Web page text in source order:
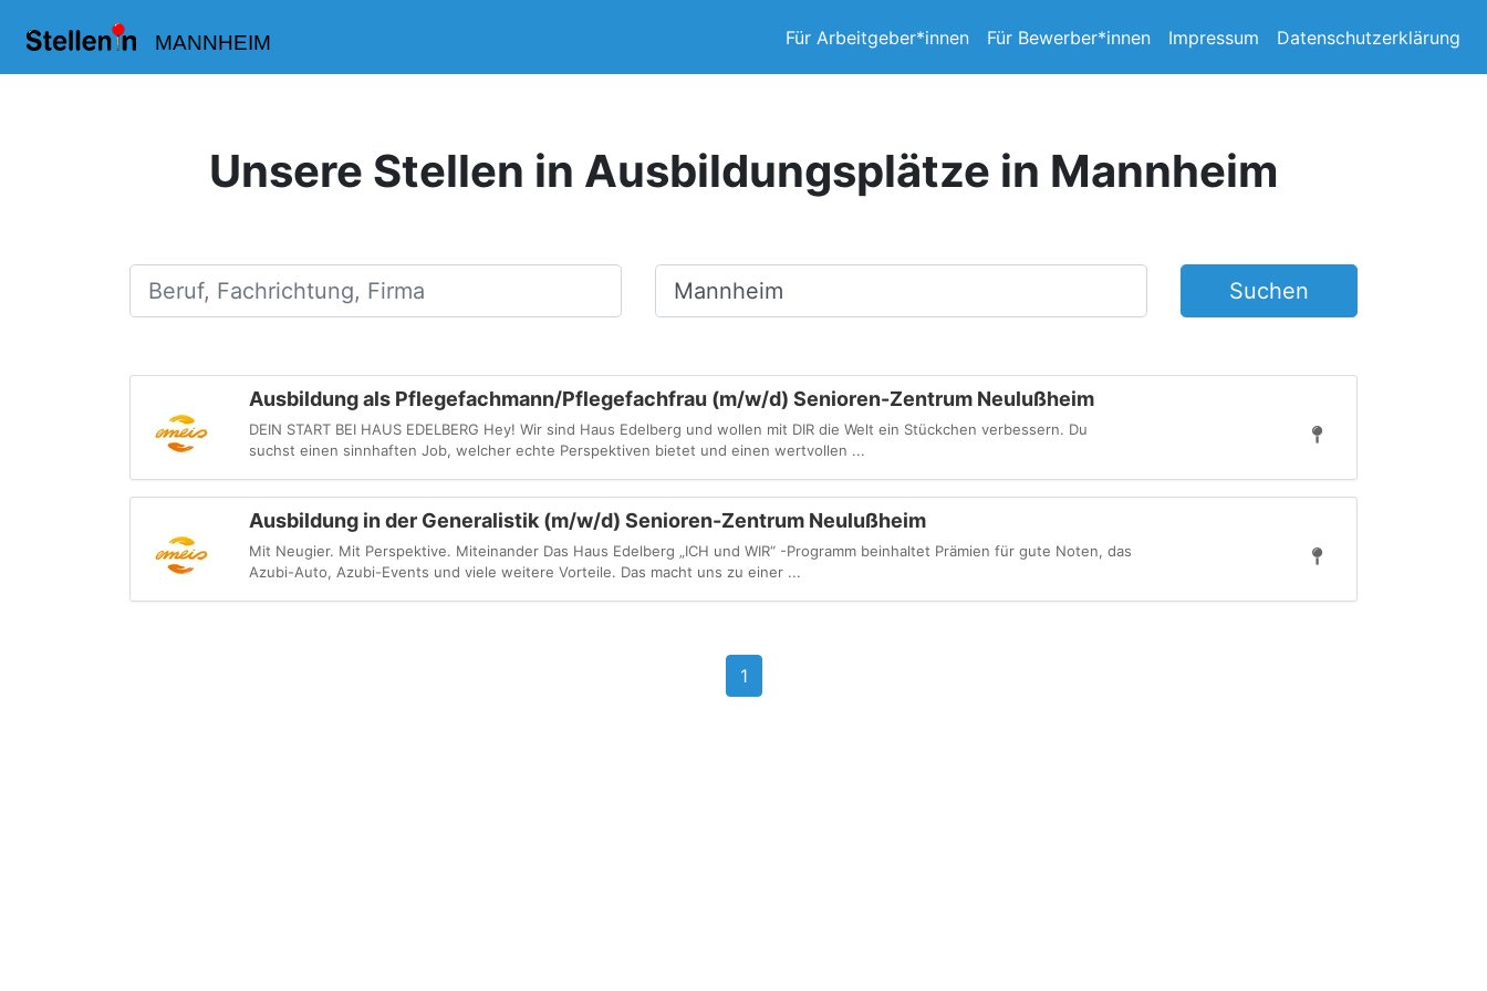
MANNHEIM Für Arbeitgeber*innen Für Bewerber*innen Impressum Datenschutzerklärung
Unsere Stellen in Ausbildungsplätze in Mannheim
Beruf, Fachrichtung, Firma Ort, Stadt Suchen
Ausbildung als Pflegefachmann/Pflegefachfrau (m/w/d) Senioren-Zentrum Neulußheim
DEIN START BEI HAUS EDELBERG Hey! Wir sind Haus Edelberg und wollen mit DIR die Welt ein Stückchen verbessern. Du
suchst einen sinnhaften Job, welcher echte Perspektiven bietet und einen wertvollen ...
Ausbildung in der Generalistik (m/w/d) Senioren-Zentrum Neulußheim
Mit Neugier. Mit Perspektive. Miteinander Das Haus Edelberg „ICH und WIR“ -Programm beinhaltet Prämien für gute Noten, das
Azubi-Auto, Azubi-Events und viele weitere Vorteile. Das macht uns zu einer ...
1